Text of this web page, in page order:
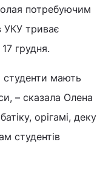
потребуючим
УКУ триває
грудня.
студенти мають
– сказала Олена
орігамі, деку
студентів